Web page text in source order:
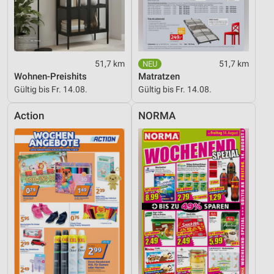
51,7 km
Wohnen-Preishits
Gültig bis Fr. 14.08.
51,7 km
Matratzen
Gültig bis Fr. 14.08.
Action NORMA
Verwendung genauer Standortdaten
Geräte anhand von aktiv angeforderten
Informationen identifizieren
Nicht-IAB-Verarbeitungszwecke:
Notwendig
Funktional
Werbung